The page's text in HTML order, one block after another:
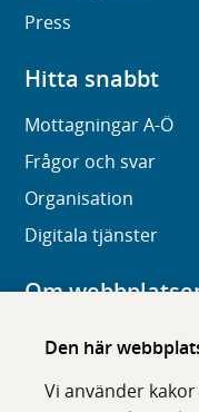
Den här
Vi använder
Press
Hitta snabbt
Mottagningar A-Ö
Frågor och svar
Organisation
Digitala tjänster
Om
Om karolinska.se